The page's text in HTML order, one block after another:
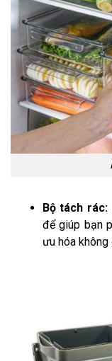
Bộ tách rác:
để giúp bạn
ưu hóa